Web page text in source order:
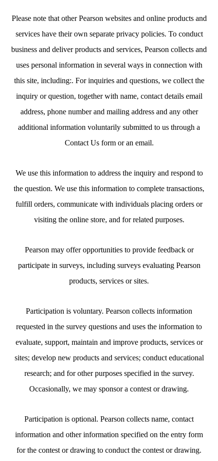
Please note that other Pearson websites and online products and
services have their own separate privacy policies. To conduct
business and deliver products and services, Pearson collects and
uses personal information in several ways in connection with
this site, including:. For inquiries and questions, we collect the
inquiry or question, together with name, contact details email
address, phone number and mailing address and any other
additional information voluntarily submitted to us through a
Contact Us form or an email.
We use this information to address the inquiry and respond to
the question. We use this information to complete transactions,
fulfill orders, communicate with individuals placing orders or
visiting the online store, and for related purposes.
Pearson may offer opportunities to provide feedback or
participate in surveys, including surveys evaluating Pearson
products, services or sites.
Participation is voluntary. Pearson collects information
requested in the survey questions and uses the information to
evaluate, support, maintain and improve products, services or
sites; develop new products and services; conduct educational
research; and for other purposes specified in the survey.
Occasionally, we may sponsor a contest or drawing.
Participation is optional. Pearson collects name, contact
information and other information specified on the entry form
for the contest or drawing to conduct the contest or drawing.